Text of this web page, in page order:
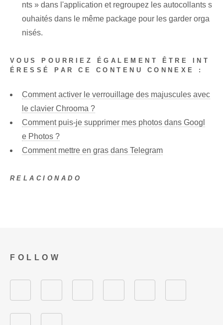
nts » dans l'application et regroupez les autocollants s
ouhaités dans le même package pour les garder orga
nisés.
VOUS POURRIEZ ÉGALEMENT ÊTRE INT
ÉRESSÉ PAR CE CONTENU CONNEXE :
Comment activer le verrouillage des majuscules avec
le clavier Chrooma ?
Comment puis-je supprimer mes photos dans Googl
e Photos ?
Comment mettre en gras dans Telegram
RELACIONADO
FOLLOW